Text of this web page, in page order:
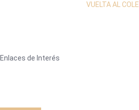
VUELTA AL COLE
Enlaces de Interés